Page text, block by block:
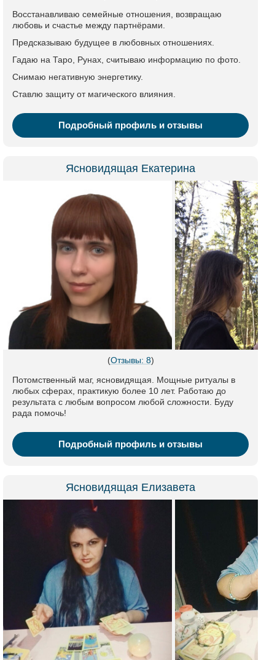
Восстанавливаю семейные отношения, возвращаю
любовь и счастье между партнёрами.
Предсказываю будущее в любовных отношениях.
Гадаю на Таро, Рунах, считываю информацию по фото.
Снимаю негативную энергетику.
Ставлю защиту от магического влияния.
Подробный профиль и отзывы
Ясновидящая Екатерина
(Отзывы: 8)
Потомственный маг, ясновидящая. Мощные ритуалы в
любых сферах, практикую более 10 лет. Работаю до
результата с любым вопросом любой сложности. Буду
рада помочь!
Подробный профиль и отзывы
Ясновидящая Елизавета